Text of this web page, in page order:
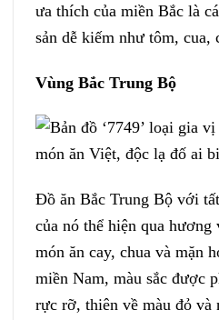
ưa thích của miền Bắc là
sản dễ kiếm như tôm,
Vùng Bắc Trung Bộ
Đồ ăn Bắc Trung Bộ với
của nó thể hiện qua
món ăn cay, chua và mặn
miền Nam, màu sắc được
rực rỡ, thiên về màu đỏ và